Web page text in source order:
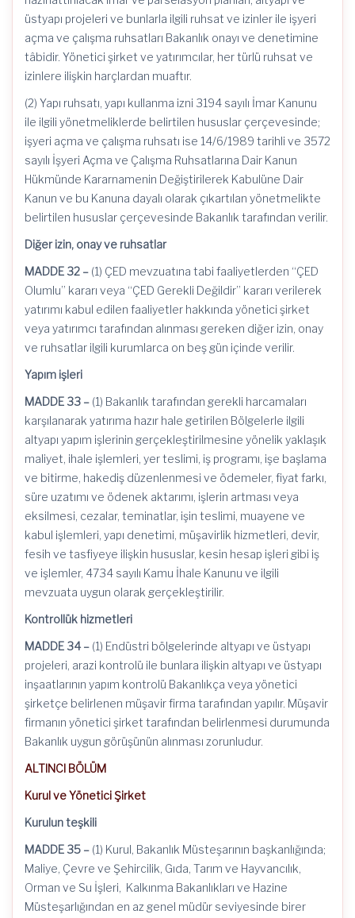
üstyapı projeleri ve bunlarla ilgili ruhsat ve izinler ile işyeri
açma ve çalışma ruhsatları Bakanlık onayı ve denetimine
tâbidir. Yönetici şirket ve yatırımcılar, her türlü ruhsat ve
izinlere ilişkin harçlardan muaftır.
(2) Yapı ruhsatı, yapı kullanma izni 3194 sayılı İmar Kanunu
ile ilgili yönetmeliklerde belirtilen hususlar çerçevesinde;
işyeri açma ve çalışma ruhsatı ise 14/6/1989 tarihli ve 3572
sayılı İşyeri Açma ve Çalışma Ruhsatlarına Dair Kanun
Hükmünde Kararnamenin Değiştirilerek Kabulüne Dair
Kanun ve bu Kanuna dayalı olarak çıkartılan yönetmelikte
belirtilen hususlar çerçevesinde Bakanlık tarafından verilir.
Diğer izin, onay ve ruhsatlar
MADDE 32 – (1) ÇED mevzuatına tabi faaliyetlerden “ÇED
Olumlu” kararı veya “ÇED Gerekli Değildir” kararı verilerek
yatırımı kabul edilen faaliyetler hakkında yönetici şirket
veya yatırımcı tarafından alınması gereken diğer izin, onay
ve ruhsatlar ilgili kurumlarca on beş gün içinde verilir.
Yapım işleri
MADDE 33 – (1) Bakanlık tarafından gerekli harcamaları
karşılanarak yatırıma hazır hale getirilen Bölgelerle ilgili
altyapı yapım işlerinin gerçekleştirilmesine yönelik yaklaşık
maliyet, ihale işlemleri, yer teslimi, iş programı, işe başlama
ve bitirme, hakediş düzenlenmesi ve ödemeler, fiyat farkı,
süre uzatımı ve ödenek aktarımı, işlerin artması veya
eksilmesi, cezalar, teminatlar, işin teslimi, muayene ve
kabul işlemleri, yapı denetimi, müşavirlik hizmetleri, devir,
fesih ve tasfiyeye ilişkin hususlar, kesin hesap işleri gibi iş
ve işlemler, 4734 sayılı Kamu İhale Kanunu ve ilgili
mevzuata uygun olarak gerçekleştirilir.
Kontrollük hizmetleri
MADDE 34 – (1) Endüstri bölgelerinde altyapı ve üstyapı
projeleri, arazi kontrolü ile bunlara ilişkin altyapı ve üstyapı
inşaatlarının yapım kontrolü Bakanlıkça veya yönetici
şirketçe belirlenen müşavir firma tarafından yapılır. Müşavir
firmanın yönetici şirket tarafından belirlenmesi durumunda
Bakanlık uygun görüşünün alınması zorunludur.
ALTINCI BÖLÜM
Kurul ve Yönetici Şirket
Kurulun teşkili
MADDE 35 – (1) Kurul, Bakanlık Müsteşarının başkanlığında;
Maliye, Çevre ve Şehircilik, Gıda, Tarım ve Hayvancılık,
Orman ve Su İşleri, Kalkınma Bakanlıkları ve Hazine
Müsteşarlığından en az genel müdür seviyesinde birer